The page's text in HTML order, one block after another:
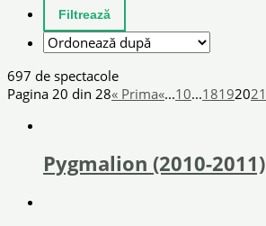
697 de spectacole
Pagina 20 din 28« Prima«...10...18192021
Pygmalion (2010-2011)